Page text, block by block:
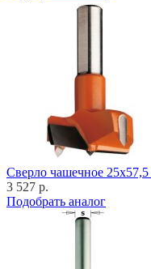
Cверло чашечное
3 527 р.
Подобрать аналог